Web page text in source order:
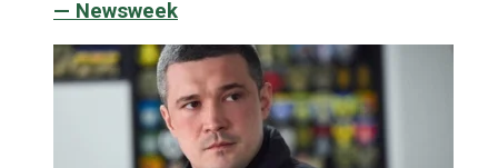
— Newsweek